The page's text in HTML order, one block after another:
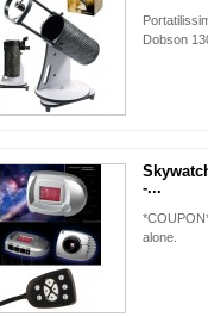
Dobson
-...
alone.